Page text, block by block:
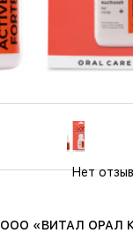
Нет
ООО «ВИТАЛ ОРАЛ